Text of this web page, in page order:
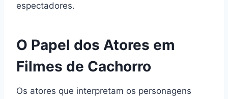
espectadores.
O Papel dos Atores em
Filmes de Cachorro
Os atores que interpretam os personagens